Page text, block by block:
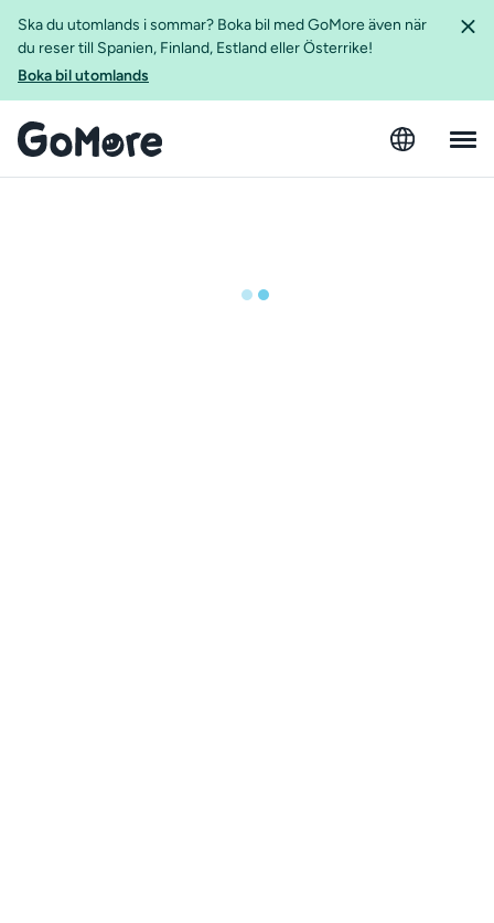
Ska du utomlands i sommar? Boka bil med GoMore även när
du reser till Spanien, Finland, Estland eller Österrike!
Boka bil utomlands